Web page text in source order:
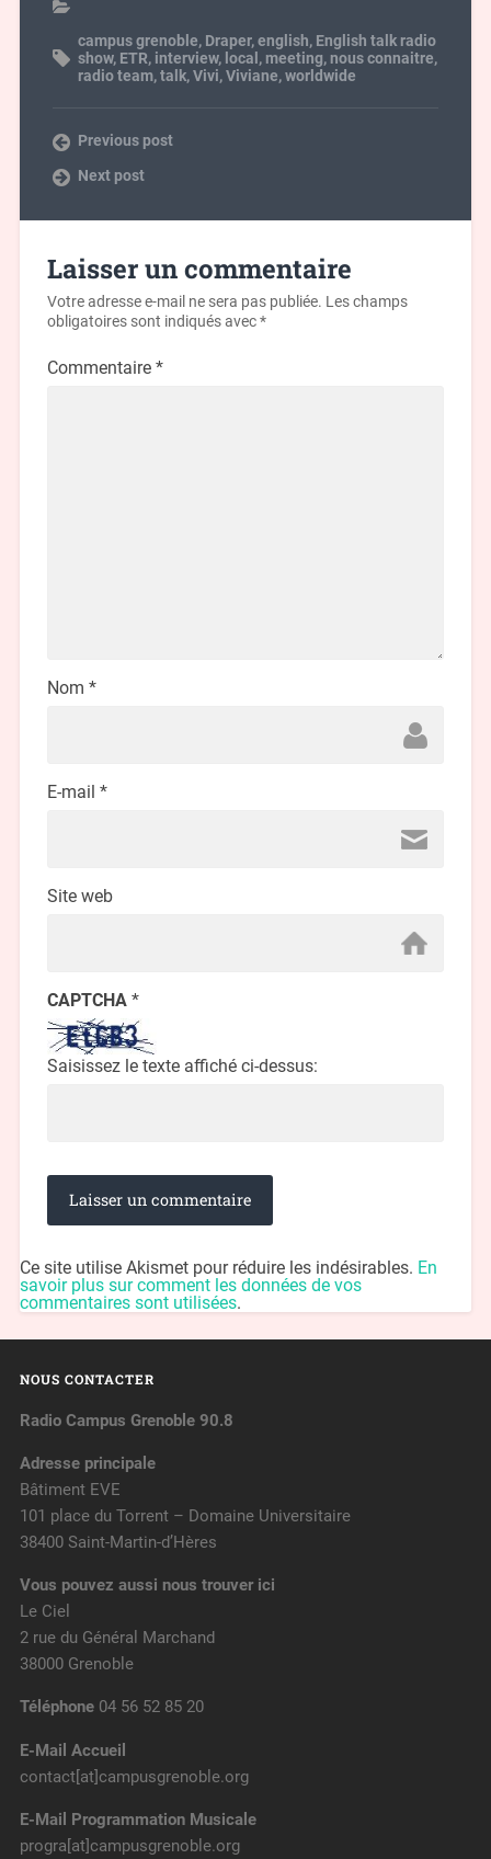
campus grenoble, Draper,english, English talk radio
show, ETR, interview, local , meeting,nous connaitre,
radio team,talk,Vivi,Viviane,worldwide
Previous post
Next post
Laisser un commentaire
Votre adresse e-mail ne sera pas publiée. Les champs
obligatoires sont indiqués avec*
Commentaire *
Nom *
E-mail *
Site web
CAPTCHA *
Saisissez le texte affiché ci-dessus:
Ce site utilise Akismet pour réduire les indésirables. En
savoir plus sur comment les données de vos
commentaires sont utilisées.
NOUS CONTACTER
Radio Campus Grenoble 90.8
Adresse principale
Bâtiment EVE
101 place du Torrent – Domaine Universitaire
38400 Saint-Martin-d’Hères
Vous pouvez aussi nous trouver ici
Le Ciel
2 rue du Général Marchand
38000 Grenoble
Téléphone04 56 52 85 20
E-Mail Accueil
contact[at]campusgrenoble.org
E-Mail Programmation Musicale
progra[at]campusgrenoble.org